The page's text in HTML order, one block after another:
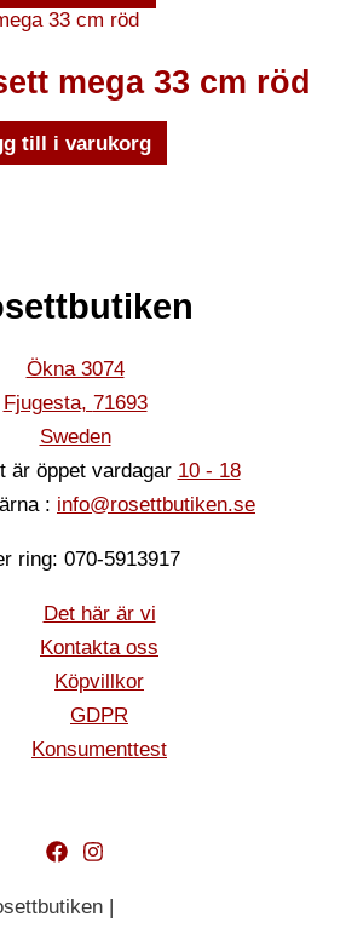
mega 33 cm röd
till i varukorg
Ökna 3074
Fjugesta, 71693
Sweden
är öppet vardagar 10 - 18
: info@rosettbutiken.se
ring: 070-5913917
Det här är vi
Kontakta oss
Köpvillkor
GDPR
Konsumenttest
|